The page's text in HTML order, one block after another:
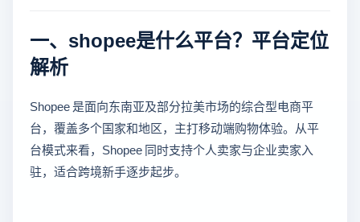
一、shopee是什么平台？平台定位
解析
Shopee 是面向东南亚及部分拉美市场的综合型电商平
台，覆盖多个国家和地区，主打移动端购物体验。从平
台模式来看，Shopee 同时支持个人卖家与企业卖家入
驻，适合跨境新手逐步起步。